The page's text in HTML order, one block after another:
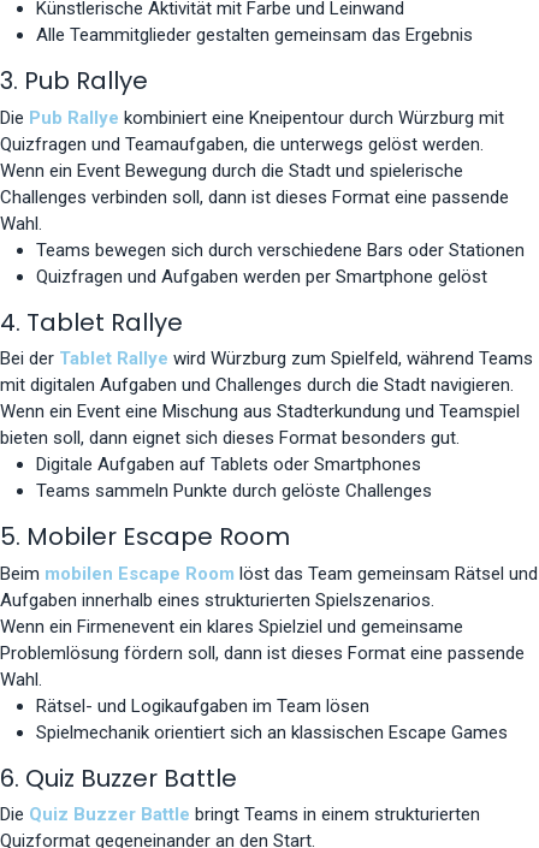
Künstlerische Aktivität mit Farbe und Leinwand
Alle Teammitglieder gestalten gemeinsam das Ergebnis
3. Pub Rallye
Die Pub Rallye kombiniert eine Kneipentour durch Würzburg mit
Quizfragen und Teamaufgaben, die unterwegs gelöst werden.
Wenn ein Event Bewegung durch die Stadt und spielerische
Challenges verbinden soll, dann ist dieses Format eine passende
Wahl.
Teams bewegen sich durch verschiedene Bars oder Stationen
Quizfragen und Aufgaben werden per Smartphone gelöst
4. Tablet Rallye
Bei der Tablet Rallye wird Würzburg zum Spielfeld, während Teams
mit digitalen Aufgaben und Challenges durch die Stadt navigieren.
Wenn ein Event eine Mischung aus Stadterkundung und Teamspiel
bieten soll, dann eignet sich dieses Format besonders gut.
Digitale Aufgaben auf Tablets oder Smartphones
Teams sammeln Punkte durch gelöste Challenges
5. Mobiler Escape Room
Beim mobilen Escape Room löst das Team gemeinsam Rätsel und
Aufgaben innerhalb eines strukturierten Spielszenarios.
Wenn ein Firmenevent ein klares Spielziel und gemeinsame
Problemlösung fördern soll, dann ist dieses Format eine passende
Wahl.
Rätsel- und Logikaufgaben im Team lösen
Spielmechanik orientiert sich an klassischen Escape Games
6. Quiz Buzzer Battle
Die Quiz Buzzer Battle bringt Teams in einem strukturierten
Quizformat gegeneinander an den Start.